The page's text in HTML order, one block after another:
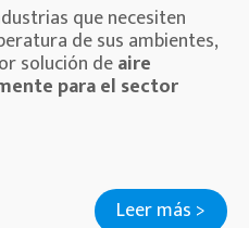
que necesiten
de sus ambientes,
solución deaire
para el sector
Leer más >